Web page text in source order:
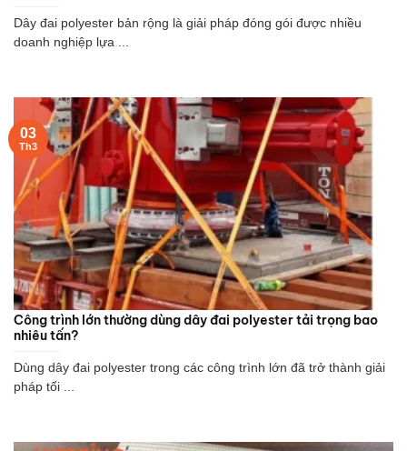
Dây đai polyester bản rộng là giải pháp đóng gói được nhiều
doanh nghiệp lựa ...
Công trình lớn thường dùng dây đai polyester tải trọng bao
nhiêu tấn?
Dùng dây đai polyester trong các công trình lớn đã trở thành giải
pháp tối ...
03
Th3